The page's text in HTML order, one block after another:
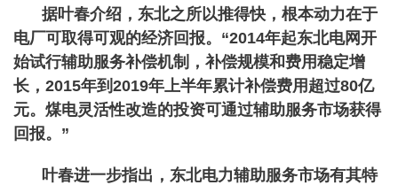
据叶春介绍，东北之所以推得快，根本动力在于
电厂可取得可观的经济回报。“2014年起东北电网开
始试行辅助服务补偿机制，补偿规模和费用稳定增
长，2015年到2019年上半年累计补偿费用超过80亿
元。煤电灵活性改造的投资可通过辅助服务市场获得
回报。”
叶春进一步指出，东北电力辅助服务市场有其特